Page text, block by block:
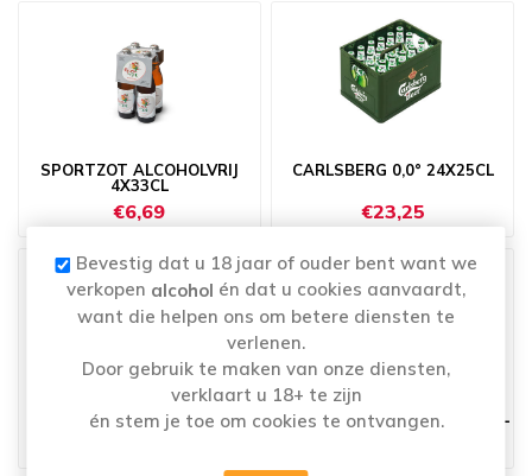
SPORTZOT ALCOHOLVRIJ
4X33CL
€6,69
CARLSBERG 0,0° 24X25CL
€23,25
CARLSBERG 0,0° 4X25CL AFFLIGEM BLOND 0.0° 4X33CL
Bevestig dat u 18 jaar of ouder bent want we
verkopen alcohol én dat u cookies aanvaardt,
want die helpen ons om betere diensten te
verlenen.
Door gebruik te maken van onze diensten,
verklaart u 18+ te zijn
én stem je toe om cookies te ontvangen.